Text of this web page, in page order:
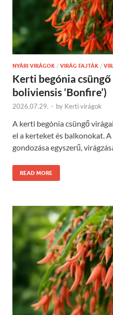
NYÁRI VIRÁGOK / VIRÁG FAJTÁK /
Kerti begónia
boliviensis ‘Bonfire’)
2026.07.29. - by Kerti virágok
A kerti begónia csüngő
el a kerteket és balkonokat. A
gondozása egyszerű,
READ MORE